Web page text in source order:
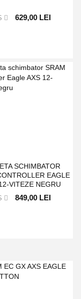
629,00 LEI
SCHIMBATOR
EAGLE
VITEZE NEGRU
849,00 LEI